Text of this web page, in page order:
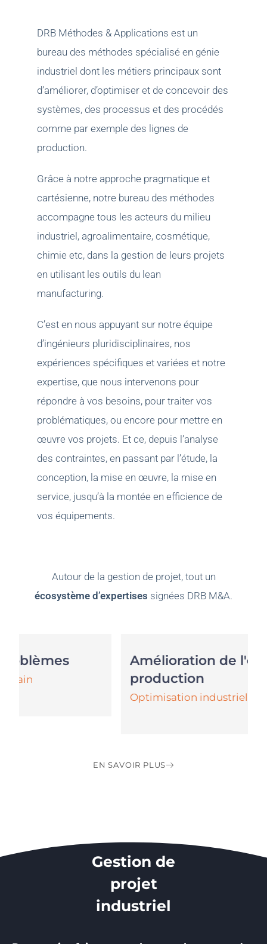
DRB Méthodes & Applications est un
bureau des méthodes spécialisé en génie
industriel dont les métiers principaux sont
d’améliorer, d’optimiser et de concevoir des
systèmes, des processus et des procédés
comme par exemple des lignes de
production.
Grâce à notre approche pragmatique et
cartésienne, notre bureau des méthodes
accompagne tous les acteurs du milieu
industriel, agroalimentaire, cosmétique,
chimie etc, dans la gestion de leurs projets
en utilisant les outils du lean
manufacturing.
C’est en nous appuyant sur notre équipe
d’ingénieurs pluridisciplinaires, nos
expériences spécifiques et variées et notre
expertise, que nous intervenons pour
répondre à vos besoins, pour traiter vos
problématiques, ou encore pour mettre en
œuvre vos projets. Et ce, depuis l’analyse
des contraintes, en passant par l’étude, la
conception, la mise en œuvre, la mise en
service, jusqu’à la montée en efficience de
vos équipements.
Autour de la gestion de projet, tout un
écosystème d’expertises signées DRB M&A.
Amélioration de l'outil de
Optimisation industrielle
EN SAVOIR PLUS
Gestion de
projet
industriel